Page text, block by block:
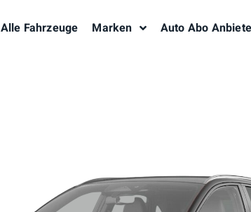
Alle Fahrzeuge Marken Auto Abo